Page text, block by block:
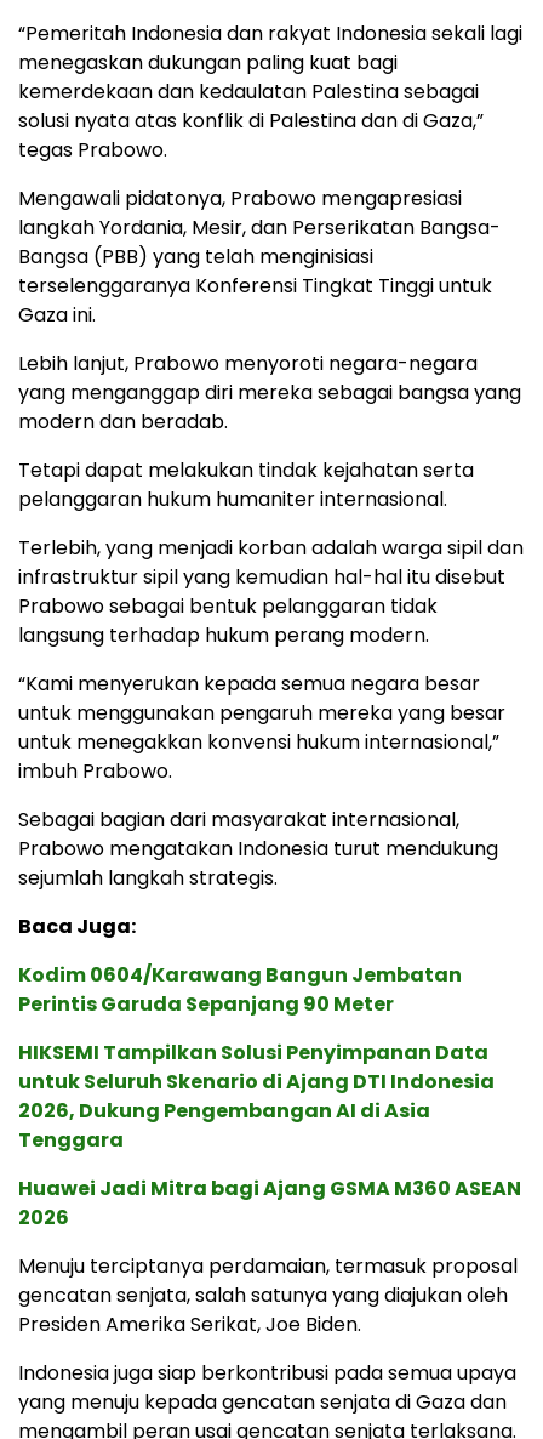
“Pemeritah Indonesia dan rakyat Indonesia sekali lagi
menegaskan dukungan paling kuat bagi
kemerdekaan dan kedaulatan Palestina sebagai
solusi nyata atas konflik di Palestina dan di Gaza,”
tegas Prabowo.
Mengawali pidatonya, Prabowo mengapresiasi
langkah Yordania, Mesir, dan Perserikatan Bangsa-
Bangsa (PBB) yang telah menginisiasi
terselenggaranya Konferensi Tingkat Tinggi untuk
Gaza ini.
Lebih lanjut, Prabowo menyoroti negara-negara
yang menganggap diri mereka sebagai bangsa yang
modern dan beradab.
Tetapi dapat melakukan tindak kejahatan serta
pelanggaran hukum humaniter internasional.
Terlebih, yang menjadi korban adalah warga sipil dan
infrastruktur sipil yang kemudian hal-hal itu disebut
Prabowo sebagai bentuk pelanggaran tidak
langsung terhadap hukum perang modern.
“Kami menyerukan kepada semua negara besar
untuk menggunakan pengaruh mereka yang besar
untuk menegakkan konvensi hukum internasional,”
imbuh Prabowo.
Sebagai bagian dari masyarakat internasional,
Prabowo mengatakan Indonesia turut mendukung
sejumlah langkah strategis.
Baca Juga:
Kodim 0604/Karawang Bangun Jembatan
Perintis Garuda Sepanjang 90 Meter
HIKSEMI Tampilkan Solusi Penyimpanan Data
untuk Seluruh Skenario di Ajang DTI Indonesia
2026, Dukung Pengembangan AI di Asia
Tenggara
Huawei Jadi Mitra bagi Ajang GSMA M360 ASEAN
2026
Menuju terciptanya perdamaian, termasuk proposal
gencatan senjata, salah satunya yang diajukan oleh
Presiden Amerika Serikat, Joe Biden.
Indonesia juga siap berkontribusi pada semua upaya
yang menuju kepada gencatan senjata di Gaza dan
mengambil peran usai gencatan senjata terlaksana.